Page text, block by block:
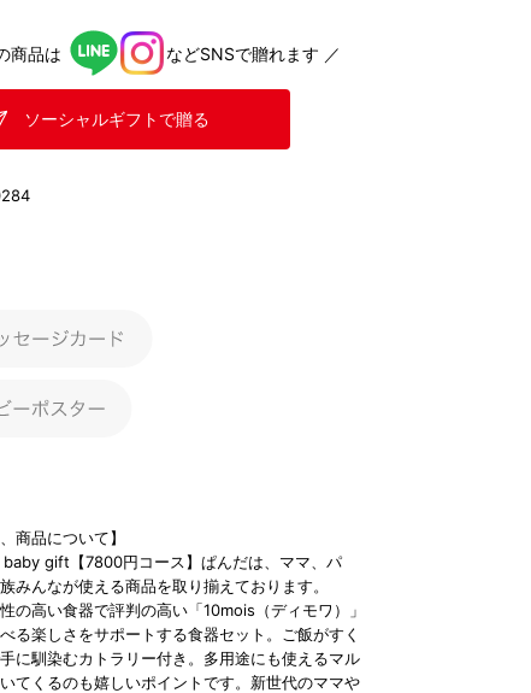
商品は などSNSで贈れます ／
ソーシャルギフトで贈る
商品について】
gift【7800円コース】ぱんだは、ママ、パ
みんなが使える商品を取り揃えております。
の高い食器で評判の高い「10mois（ディモワ）」
る楽しさをサポートする食器セット。ご飯がすく
に馴染むカトラリー付き。多用途にも使えるマル
てくるのも嬉しいポイントです。新世代のママや